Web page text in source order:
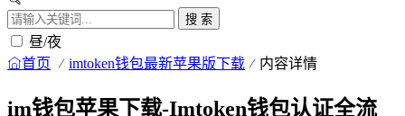
搜 索
昼/夜
首页 imtoken钱包最新苹果版下载 内容详情
im钱包苹果下载-Imtoken钱包认证全流